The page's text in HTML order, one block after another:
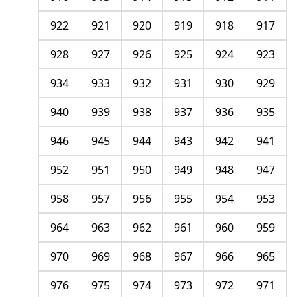
917
918
919
920
921
922
923
924
925
926
927
928
929
930
931
932
933
934
935
936
937
938
939
940
941
942
943
944
945
946
947
948
949
950
951
952
953
954
955
956
957
958
959
960
961
962
963
964
965
966
967
968
969
970
971
972
973
974
975
976